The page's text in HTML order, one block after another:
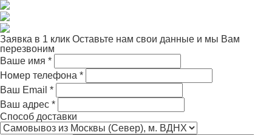
Заявка в 1 клик Оставьте нам свои данные и мы Вам
перезвоним
Ваше имя *
Номер телефона *
Ваш Email *
Ваш адрес *
Способ доставки